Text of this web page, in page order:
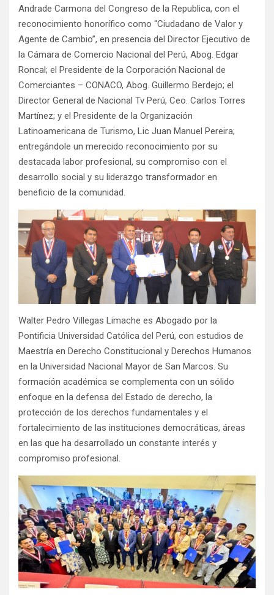
Andrade Carmona del Congreso de la Republica, con el
reconocimiento honorífico como “Ciudadano de Valor y
Agente de Cambio”, en presencia del Director Ejecutivo de
la Cámara de Comercio Nacional del Perú, Abog. Edgar
Roncal; el Presidente de la Corporación Nacional de
Comerciantes – CONACO, Abog. Guillermo Berdejo; el
Director General de Nacional Tv Perú, Ceo. Carlos Torres
Martínez; y el Presidente de la Organización
Latinoamericana de Turismo, Lic Juan Manuel Pereira;
entregándole un merecido reconocimiento por su
destacada labor profesional, su compromiso con el
desarrollo social y su liderazgo transformador en
beneficio de la comunidad.
Walter Pedro Villegas Limache es Abogado por la
Pontificia Universidad Católica del Perú, con estudios de
Maestría en Derecho Constitucional y Derechos Humanos
en la Universidad Nacional Mayor de San Marcos. Su
formación académica se complementa con un sólido
enfoque en la defensa del Estado de derecho, la
protección de los derechos fundamentales y el
fortalecimiento de las instituciones democráticas, áreas
en las que ha desarrollado un constante interés y
compromiso profesional.